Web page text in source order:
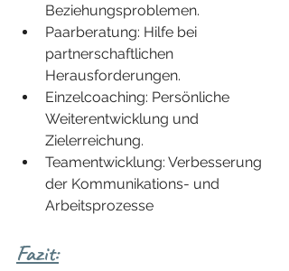
Beziehungsproblemen.
Paarberatung: Hilfe bei
partnerschaftlichen
Herausforderungen.
Einzelcoaching: Persönliche
Weiterentwicklung und
Zielerreichung.
Teamentwicklung: Verbesserung
der Kommunikations- und
Arbeitsprozesse
Fazit: